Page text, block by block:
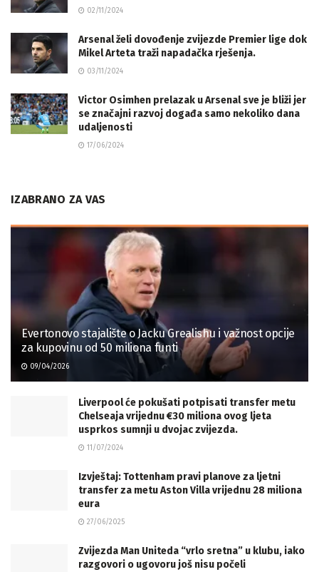
02/11/2024
Arsenal želi dovođenje zvijezde Premier lige dok
Mikel Arteta traži napadačka rješenja.
03/11/2024
Victor Osimhen prelazak u Arsenal sve je bliži jer
se značajni razvoj događa samo nekoliko dana
udaljenosti
17/06/2024
IZABRANO ZA VAS
Evertonovo stajalište o Jacku Grealishu i važnost opcije
za kupovinu od 50 miliona funti
09/04/2026
Liverpool će pokušati potpisati transfer metu
Chelseaja vrijednu €30 miliona ovog ljeta
usprkos sumnji u dvojac zvijezda.
11/07/2024
Izvještaj: Tottenham pravi planove za ljetni
transfer za metu Aston Villa vrijednu 28 miliona
eura
27/06/2025
Zvijezda Man Uniteda “vrlo sretna” u klubu, iako
razgovori o ugovoru još nisu počeli